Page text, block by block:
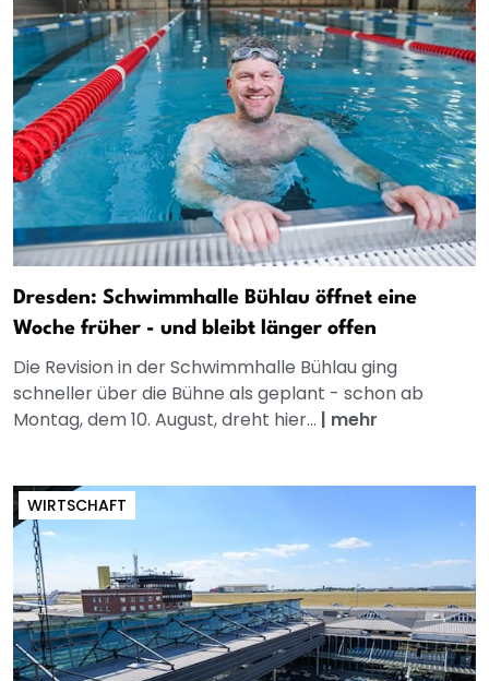
Dresden: Schwimmhalle Bühlau öffnet eine
Woche früher - und bleibt länger offen
Die Revision in der Schwimmhalle Bühlau ging
schneller über die Bühne als geplant - schon ab
Montag, dem 10. August, dreht hier... | mehr
WIRTSCHAFT